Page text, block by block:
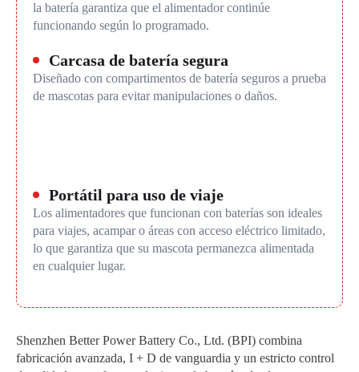
la batería garantiza que el alimentador continúe
funcionando según lo programado.
Carcasa de batería segura
Diseñado con compartimentos de batería seguros a prueba
de mascotas para evitar manipulaciones o daños.
Portátil para uso de viaje
Los alimentadores que funcionan con baterías son ideales
para viajes, acampar o áreas con acceso eléctrico limitado,
lo que garantiza que su mascota permanezca alimentada
en cualquier lugar.
Shenzhen Better Power Battery Co., Ltd. (BPI) combina
fabricación avanzada, I + D de vanguardia y un estricto control